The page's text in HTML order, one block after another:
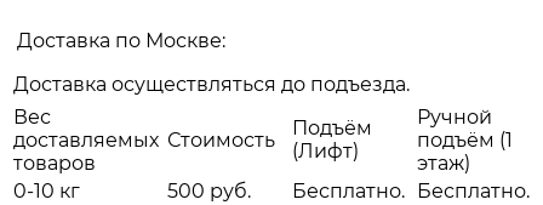
Доставка по Москве:
Доставка осуществляться до подъезда.
Вес
доставляемых
товаров
Стоимость
Подъём
(Лифт)
Ручной
подъём (1
этаж)
0-10 кг
500 руб. Бесплатно.
Бесплатно.